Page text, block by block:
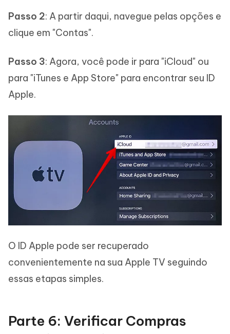
Passo 2: A partir daqui, navegue pelas opções e
clique em "Contas".
Passo 3: Agora, você pode ir para "iCloud" ou
para "iTunes e App Store" para encontrar seu ID
Apple.
O ID Apple pode ser recuperado
convenientemente na sua Apple TV seguindo
essas etapas simples.
Parte 6: Verificar Compras